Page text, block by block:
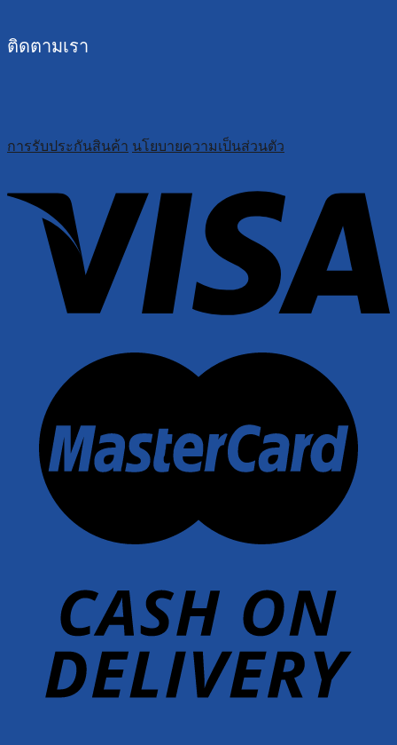
ติดตามเรา
การรับประกันสินค้า นโยบายความเป็นส่วนตัว